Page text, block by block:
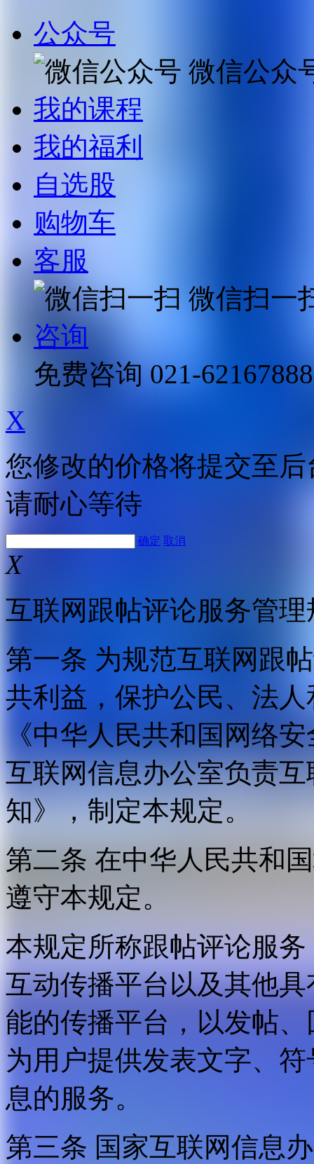
公众号
微信公众
我的课程
我的福利
自选股
购物车
客服
微信扫一
咨询
免费咨询 021-62167888
X
您修改的价格将提交至
请耐心等待
确定 取消
X
互联网跟帖评论服务管理
第一条 为规范互联网跟
共利益，保护公民、法
《中华人民共和国网络
互联网信息办公室负责
知》，制定本规定。
第二条 在中华人民共和
遵守本规定。
本规定所称跟帖评论服
互动传播平台以及其他
能的传播平台，以发帖
为用户提供发表文字、
息的服务。
第三条 国家互联网信息